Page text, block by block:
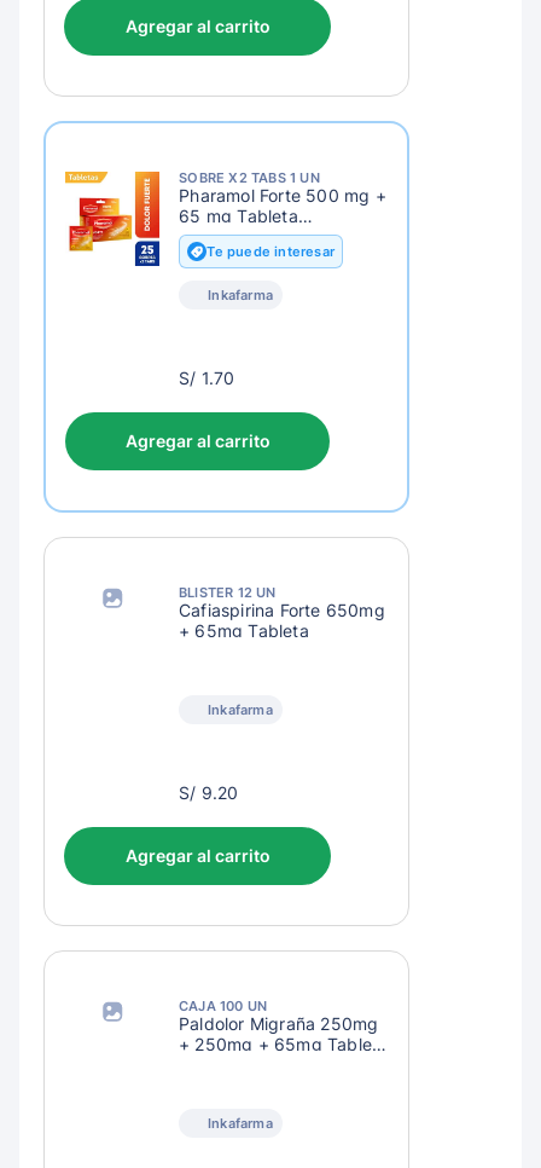
Agregar al carrito
SOBRE X2 TABS 1 UN
Pharamol Forte 500 mg +
65 mg Tableta
Recubierta
Te puede interesar
Inkafarma
S/
S/ 1.70
Agregar al carrito
BLISTER 12 UN
Cafiaspirina Forte 650mg
+ 65mg Tableta
Inkafarma
S/
S/ 9.20
Agregar al carrito
CAJA 100 UN
Paldolor Migraña 250mg
+ 250mg + 65mg Tableta
Inkafarma